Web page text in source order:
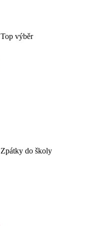
Top výběr
Zpátky do školy